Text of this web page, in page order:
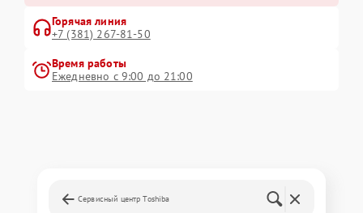
Горячая линия
+7 (381) 267-81-50
Время работы
Ежедневно с 9:00 до 21:00
Сервисный центр Toshiba